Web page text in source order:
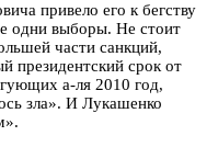
привело его к бегству
одни выборы. Не стоит
части санкций,
президентский срок от
а-ля 2010 год,
зла». И Лукашенко